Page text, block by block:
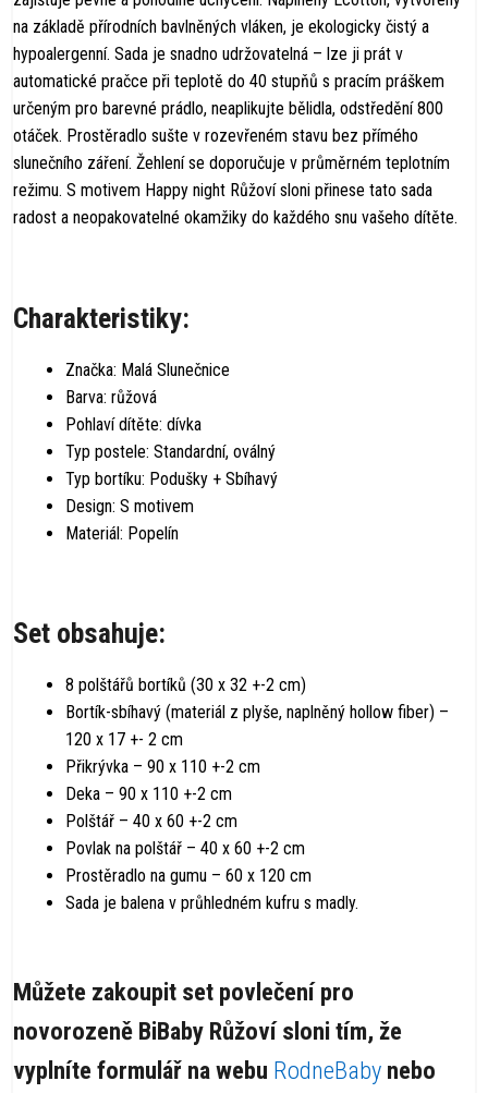
na základě přírodních bavlněných vláken, je ekologicky čistý a
hypoalergenní. Sada je snadno udržovatelná – lze ji prát v
automatické pračce při teplotě do 40 stupňů s pracím práškem
určeným pro barevné prádlo, neaplikujte bělidla, odstředění 800
otáček. Prostěradlo sušte v rozevřeném stavu bez přímého
slunečního záření. Žehlení se doporučuje v průměrném teplotním
režimu. S motivem Happy night Růžoví sloni přinese tato sada
radost a neopakovatelné okamžiky do každého snu vašeho dítěte.
Charakteristiky:
Značka: Malá Slunečnice
Barva: růžová
Pohlaví dítěte: dívka
Typ postele: Standardní, oválný
Typ bortíku: Podušky + Sbíhavý
Design: S motivem
Materiál: Popelín
Set obsahuje:
8 polštářů bortíků (30 x 32 +-2 cm)
Bortík-sbíhavý (materiál z plyše, naplněný hollow fiber) –
120 x 17 +- 2 cm
Přikrývka – 90 x 110 +-2 cm
Deka – 90 x 110 +-2 cm
Polštář – 40 x 60 +-2 cm
Povlak na polštář – 40 x 60 +-2 cm
Prostěradlo na gumu – 60 x 120 cm
Sada je balena v průhledném kufru s madly.
Můžete zakoupit set povlečení pro
novorozeně BiBaby Růžoví sloni tím, že
vyplníte formulář na webu RodneBaby nebo